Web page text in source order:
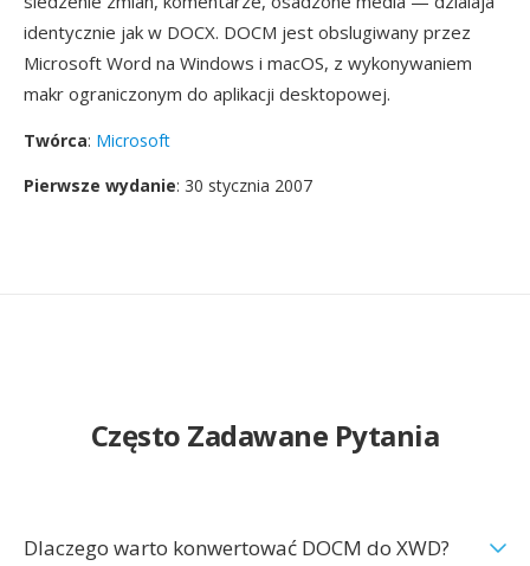
identycznie jak w DOCX. DOCM jest obslugiwany przez
Microsoft Word na Windows i macOS, z wykonywaniem
makr ograniczonym do aplikacji desktopowej.
Twórca: Microsoft
Pierwsze wydanie: 30 stycznia 2007
Często Zadawane Pytania
Dlaczego warto konwertować DOCM do XWD?